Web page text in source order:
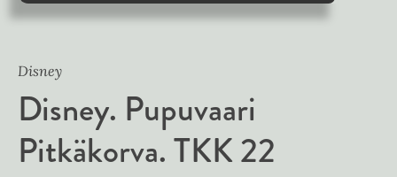
Disney
Disney. Pupuvaari
Pitkäkorva. TKK 22